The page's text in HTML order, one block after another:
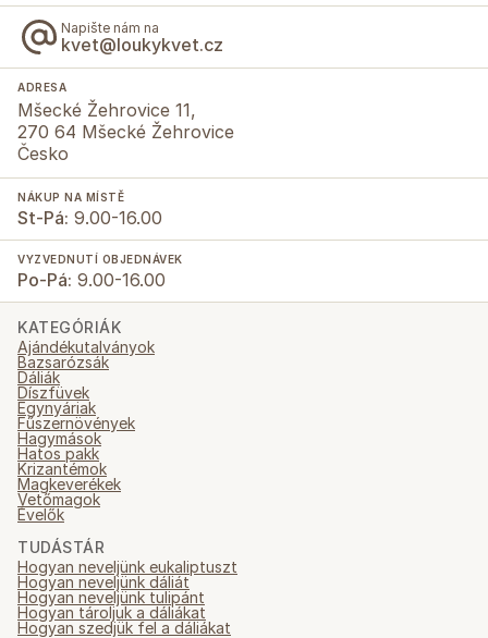
Napište nám na
kvet@loukykvet.cz
ADRESA
Mšecké Žehrovice 11,
270 64 Mšecké Žehrovice
Česko
NÁKUP NA MÍSTĚ
St-Pá: 9.00-16.00
VYZVEDNUTÍ OBJEDNÁVEK
Po-Pá: 9.00-16.00
KATEGÓRIÁK
Ajándékutalványok
Bazsarózsák
Dáliák
Díszfüvek
Egynyáriak
Fűszernövények
Hagymások
Hatos pakk
Krizantémok
Magkeverékek
Vetőmagok
Évelők
TUDÁSTÁR
Hogyan neveljünk eukaliptuszt
Hogyan neveljünk dáliát
Hogyan neveljünk tulipánt
Hogyan tároljuk a dáliákat
Hogyan szedjük fel a dáliákat